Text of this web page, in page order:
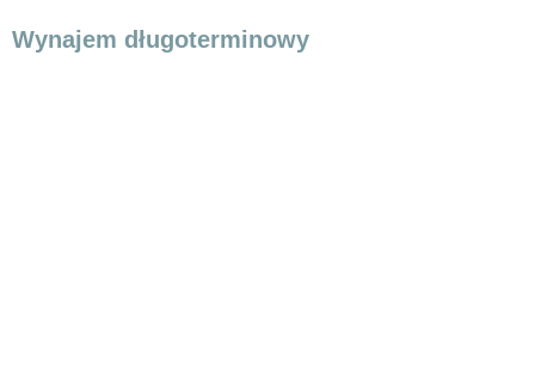
Wynajem długoterminowy